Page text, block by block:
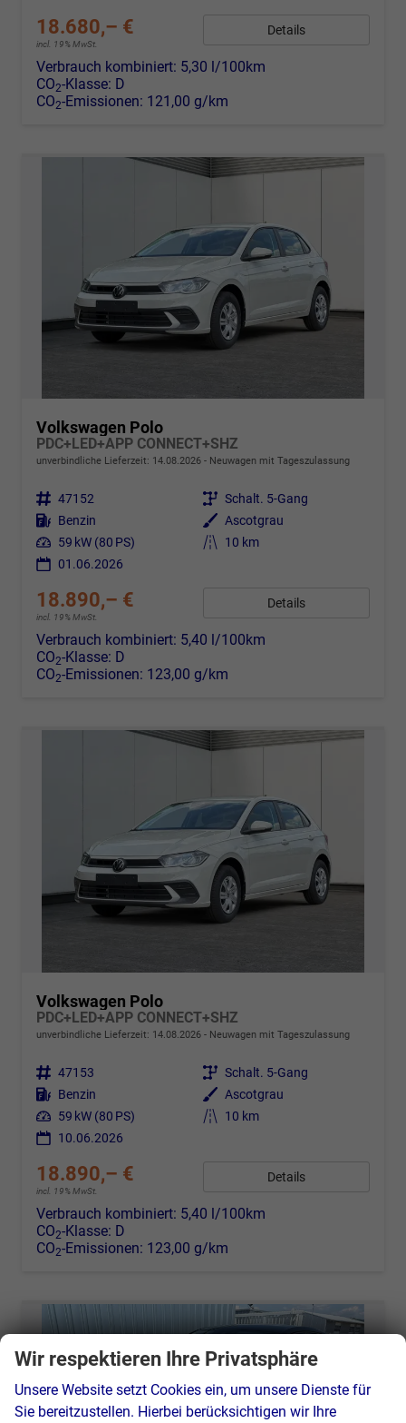
18.680,– €
incl. 19% MwSt.
Details
Verbrauch kombiniert: 5,30 l/100km
CO2-Klasse: D
CO2-Emissionen: 121,00 g/km
Volkswagen Polo
PDC+LED+APP CONNECT+SHZ
unverbindliche Lieferzeit: 14.08.2026 Neuwagen mit Tageszulassung
Fahrzeugnr. 47152 Getriebe Schalt. 5-Gang
Kraftstoff Benzin Außenfarbe Ascotgrau
Leistung 59 kW (80 PS) Kilometerstand
10 km
01.06.2026
18.890,– €
incl. 19% MwSt.
Details
Verbrauch kombiniert: 5,40 l/100km
CO2-Klasse: D
CO2-Emissionen: 123,00 g/km
Volkswagen Polo
PDC+LED+APP CONNECT+SHZ
unverbindliche Lieferzeit: 14.08.2026 Neuwagen mit Tageszulassung
Fahrzeugnr. 47153 Getriebe Schalt. 5-Gang
Kraftstoff Benzin Außenfarbe Ascotgrau
Leistung 59 kW (80 PS) Kilometerstand
10 km
10.06.2026
18.890,– €
incl. 19% MwSt.
Details
Verbrauch kombiniert: 5,40 l/100km
CO2-Klasse: D
CO2-Emissionen: 123,00 g/km
Wir respektieren Ihre Privatsphäre
Unsere Website setzt Cookies ein, um unsere Dienste für
Sie bereitzustellen. Hierbei berücksichtigen wir Ihre